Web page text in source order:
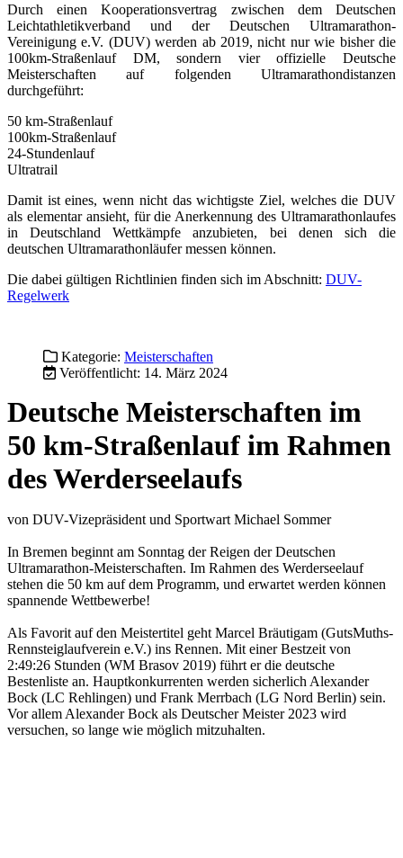
Durch einen Kooperationsvertrag zwischen dem Deutschen
Leichtathletikverband und der Deutschen Ultramarathon-
Vereinigung e.V. (DUV) werden ab 2019, nicht nur wie bisher die
100km-Straßenlauf DM, sondern vier offizielle Deutsche
Meisterschaften auf folgenden Ultramarathondistanzen
durchgeführt:
50 km-Straßenlauf
100km-Straßenlauf
24-Stundenlauf
Ultratrail
Damit ist eines, wenn nicht das wichtigste Ziel, welches die DUV
als elementar ansieht, für die Anerkennung des Ultramarathonlaufes
in Deutschland Wettkämpfe anzubieten, bei denen sich die
deutschen Ultramarathonläufer messen können.
Die dabei gültigen Richtlinien finden sich im Abschnitt: DUV-
Regelwerk
Kategorie: Meisterschaften
Veröffentlicht: 14. März 2024
Deutsche Meisterschaften im
50 km-Straßenlauf im Rahmen
des Werderseelaufs
von DUV-Vizepräsident und Sportwart Michael Sommer
In Bremen beginnt am Sonntag der Reigen der Deutschen
Ultramarathon-Meisterschaften. Im Rahmen des Werderseelauf
stehen die 50 km auf dem Programm, und erwartet werden können
spannende Wettbewerbe!
Als Favorit auf den Meistertitel geht Marcel Bräutigam (GutsMuths-
Rennsteiglaufverein e.V.) ins Rennen. Mit einer Bestzeit von
2:49:26 Stunden (WM Brasov 2019) führt er die deutsche
Bestenliste an. Hauptkonkurrenten werden sicherlich Alexander
Bock (LC Rehlingen) und Frank Merrbach (LG Nord Berlin) sein.
Vor allem Alexander Bock als Deutscher Meister 2023 wird
versuchen, so lange wie möglich mitzuhalten.